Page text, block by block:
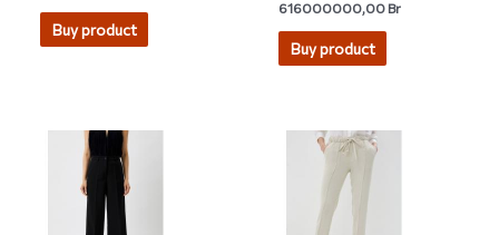
out
Buy product
Rated
0
out
616000000,00Br
Buy product